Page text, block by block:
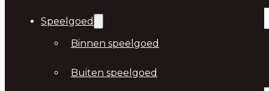
Speelgoed
Binnen speelgoed
Buiten speelgoed